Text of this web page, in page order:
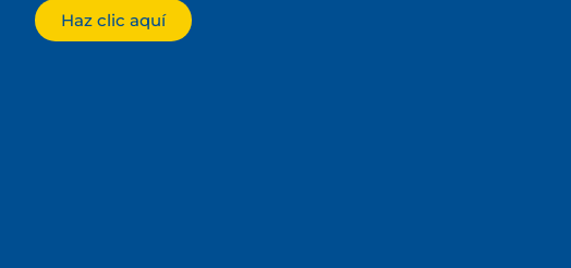
Haz clic aquí